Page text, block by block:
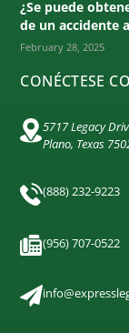
¿Se puede
de un accidente
February 28, 2025
CONÉCTESE
5717 Legacy
Plano, Texas
(888) 232-9223
(956) 707-0522